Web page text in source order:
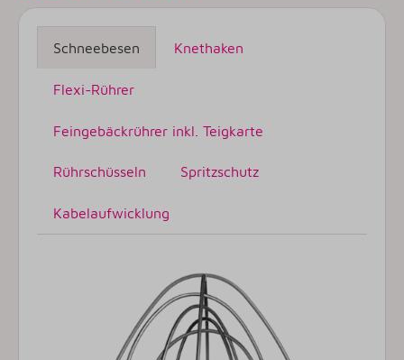
Schneebesen Knethaken
Flexi-Rührer
Feingebäckrührer inkl. Teigkarte
Rührschüsseln Spritzschutz
Kabelaufwicklung